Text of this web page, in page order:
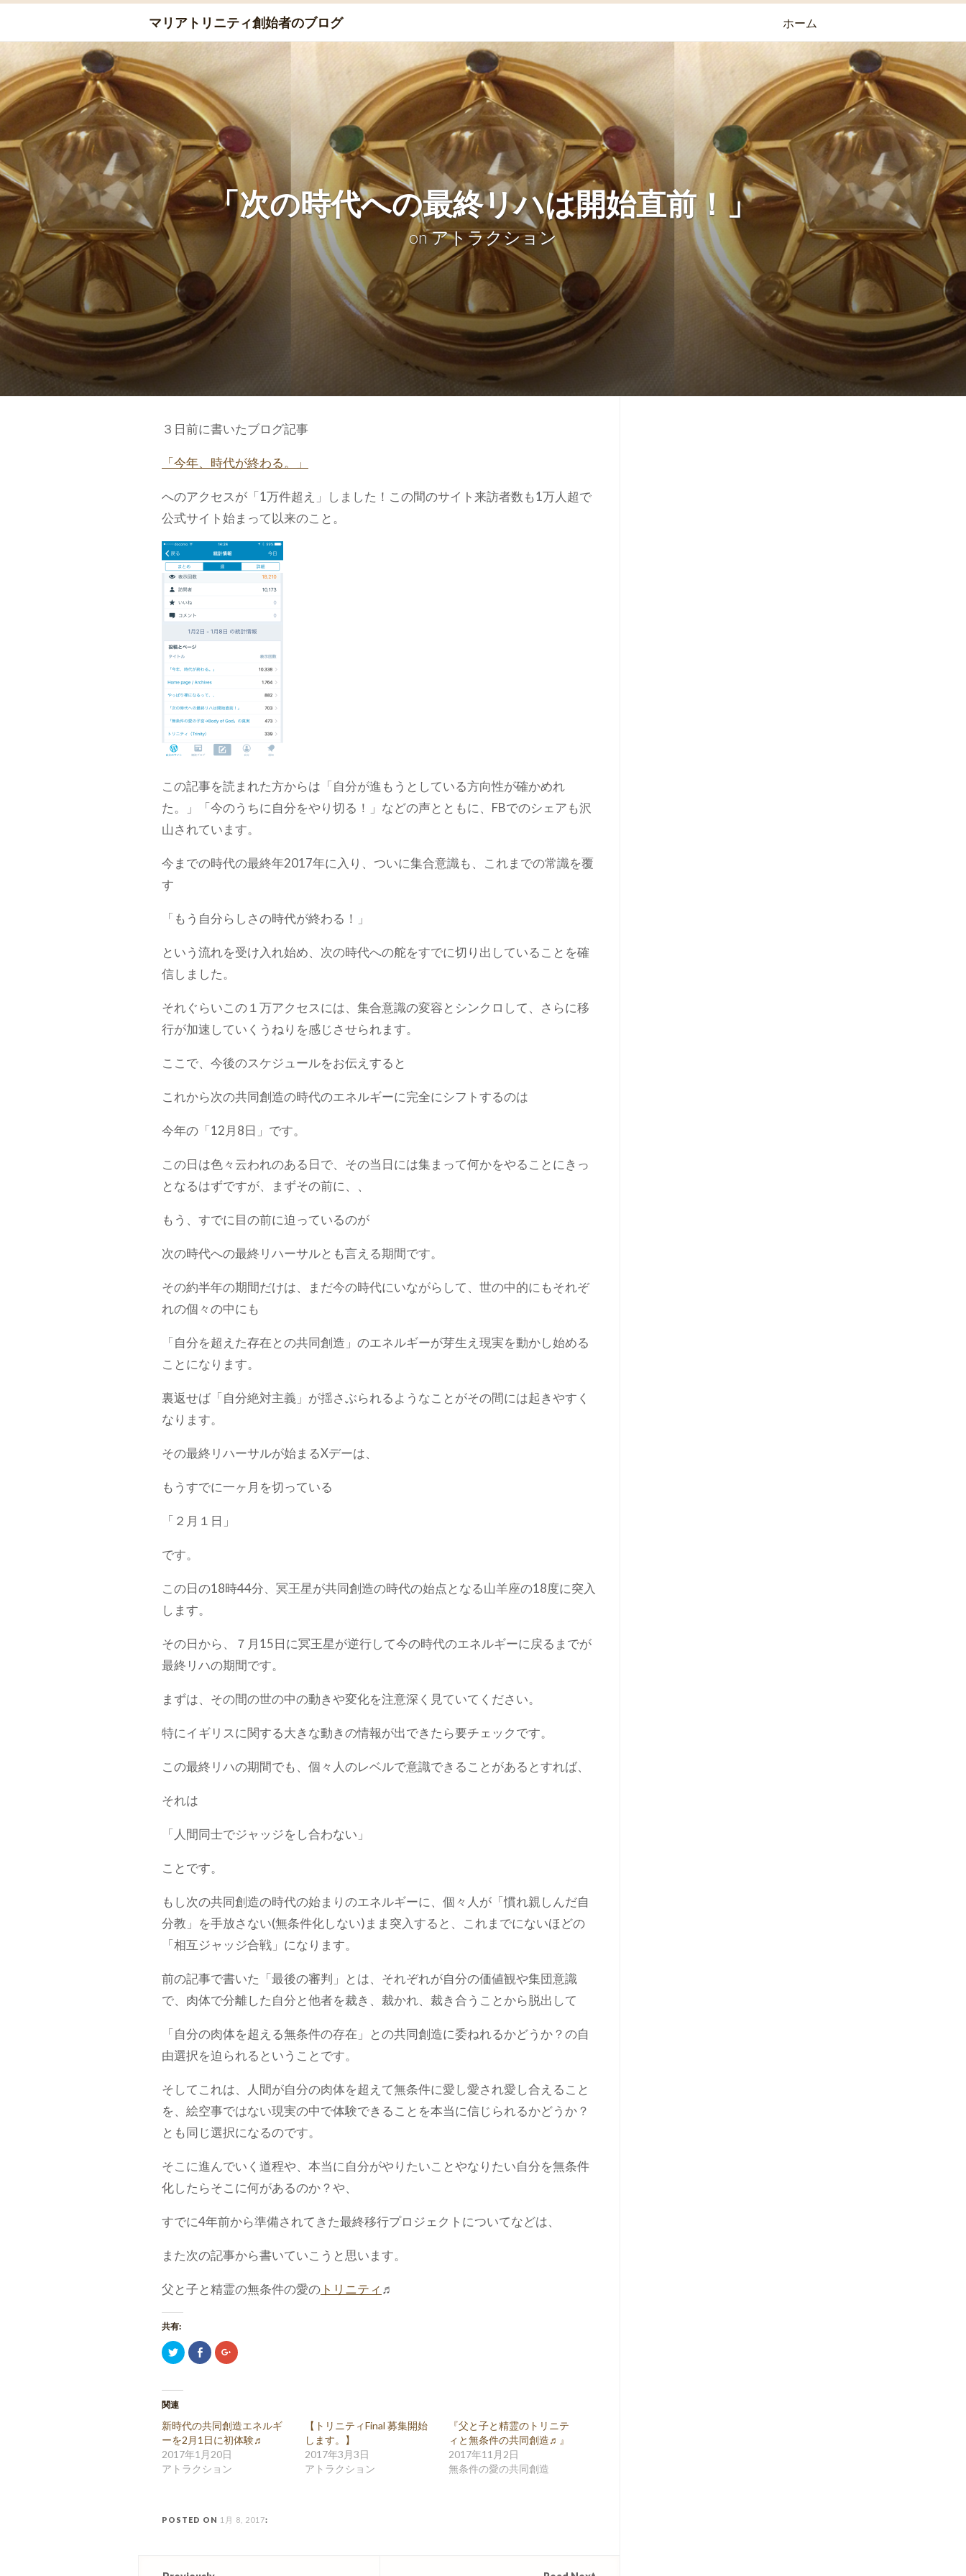
マリアトリニティ創始者のブログ ホーム
「次の時代への最終リハは開始直前！」
onアトラクション
３日前に書いたブログ記事
「今年、時代が終わる。」
へのアクセスが「1万件超え」しました！この間のサイト来訪者数も1万人超で
公式サイト始まって以来のこと。
この記事を読まれた方からは「自分が進もうとしている方向性が確かめれ
た。」「今のうちに自分をやり切る！」などの声とともに、FBでのシェアも沢
山されています。
今までの時代の最終年2017年に入り、ついに集合意識も、これまでの常識を覆
す
「もう自分らしさの時代が終わる！」
という流れを受け入れ始め、次の時代への舵をすでに切り出していることを確
信しました。
それぐらいこの１万アクセスには、集合意識の変容とシンクロして、さらに移
行が加速していくうねりを感じさせられます。
ここで、今後のスケジュールをお伝えすると
これから次の共同創造の時代のエネルギーに完全にシフトするのは
今年の「12月8日」です。
この日は色々云われのある日で、その当日には集まって何かをやることにきっ
となるはずですが、まずその前に、、
もう、すでに目の前に迫っているのが
次の時代への最終リハーサルとも言える期間です。
その約半年の期間だけは、まだ今の時代にいながらして、世の中的にもそれぞ
れの個々の中にも
「自分を超えた存在との共同創造」のエネルギーが芽生え現実を動かし始める
ことになります。
裏返せば「自分絶対主義」が揺さぶられるようなことがその間には起きやすく
なります。
その最終リハーサルが始まるXデーは、
もうすでに一ヶ月を切っている
「２月１日」
です。
この日の18時44分、冥王星が共同創造の時代の始点となる山羊座の18度に突入
します。
その日から、７月15日に冥王星が逆行して今の時代のエネルギーに戻るまでが
最終リハの期間です。
まずは、その間の世の中の動きや変化を注意深く見ていてください。
特にイギリスに関する大きな動きの情報が出できたら要チェックです。
この最終リハの期間でも、個々人のレベルで意識できることがあるとすれば、
それは
「人間同士でジャッジをし合わない」
ことです。
もし次の共同創造の時代の始まりのエネルギーに、個々人が「慣れ親しんだ自
分教」を手放さない(無条件化しない)まま突入すると、これまでにないほどの
「相互ジャッジ合戦」になります。
前の記事で書いた「最後の審判」とは、それぞれが自分の価値観や集団意識
で、肉体で分離した自分と他者を裁き、裁かれ、裁き合うことから脱出して
「自分の肉体を超える無条件の存在」との共同創造に委ねれるかどうか？の自
由選択を迫られるということです。
そしてこれは、人間が自分の肉体を超えて無条件に愛し愛され愛し合えること
を、絵空事ではない現実の中で体験できることを本当に信じられるかどうか？
とも同じ選択になるのです。
そこに進んでいく道程や、本当に自分がやりたいことやなりたい自分を無条件
化したらそこに何があるのか？や、
すでに4年前から準備されてきた最終移行プロジェクトについてなどは、
また次の記事から書いていこうと思います。
父と子と精霊の無条件の愛の トリニティ ♬
共有:
ク
リ
て
共
有
(新
し
い
ウ
ィ
開
き
Facebook
で
ィ
ン
ド
ウ
で
開
き
ク
リ
共
有
(新
し
開
き
関連
新時代の共同創造エネルギ
ーを2月1日に初体験♬
2017年1月20日
アトラクション
【トリニティFinal 募集開始
します。】
2017年3月3日
アトラクション
『父と子と精霊のトリニテ
ィと無条件の共同創造♬』
2017年11月2日
無条件の愛の共同創造
POSTED ON 1月 8, 2017: